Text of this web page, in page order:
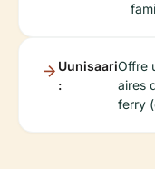
Uunisaari
:
Offre
aires
ferry